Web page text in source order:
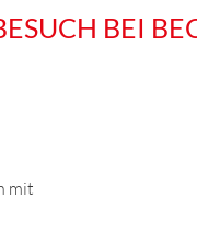
BEI
mit